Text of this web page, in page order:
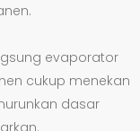
evaporator
cukup menekan
dasar